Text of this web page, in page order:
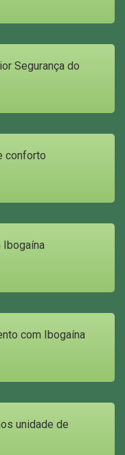
Segurança do
conforto
Ibogaína
com Ibogaína
unidade de